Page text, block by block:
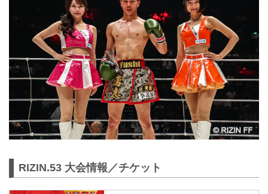
RIZIN.53 大会情報／チケット